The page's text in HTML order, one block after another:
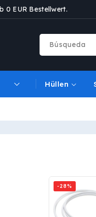
0 EUR Bestellwert.
Búsqueda
Hüllen
-28%